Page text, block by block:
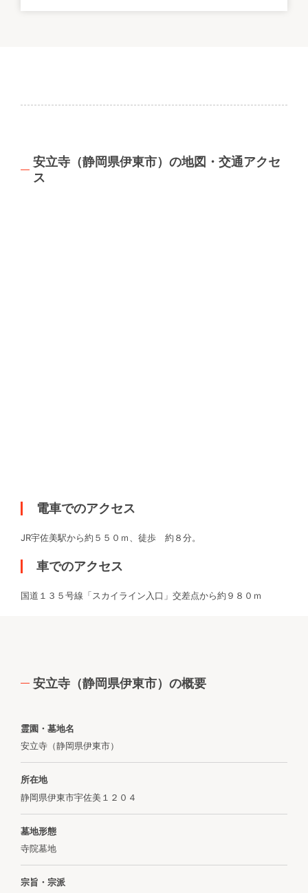
安立寺（静岡県伊東市）の地図・交通アクセ
ス
電車でのアクセス
JR宇佐美駅から約５５０ｍ、徒歩 約８分。
車でのアクセス
国道１３５号線「スカイライン入口」交差点から約９８０ｍ
安立寺（静岡県伊東市）の概要
霊園・墓地名
安立寺（静岡県伊東市）
所在地
静岡県伊東市宇佐美１２０４
墓地形態
寺院墓地
宗旨・宗派